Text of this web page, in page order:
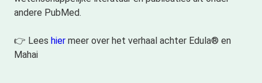
andere PubMed.
👉 Lees hier meer over het verhaal achter Edula® en
Mahai